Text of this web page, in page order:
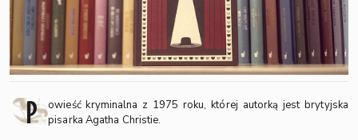
P
owieść kryminalna z 1975 roku, której autorką jest brytyjska
pisarka Agatha Christie.